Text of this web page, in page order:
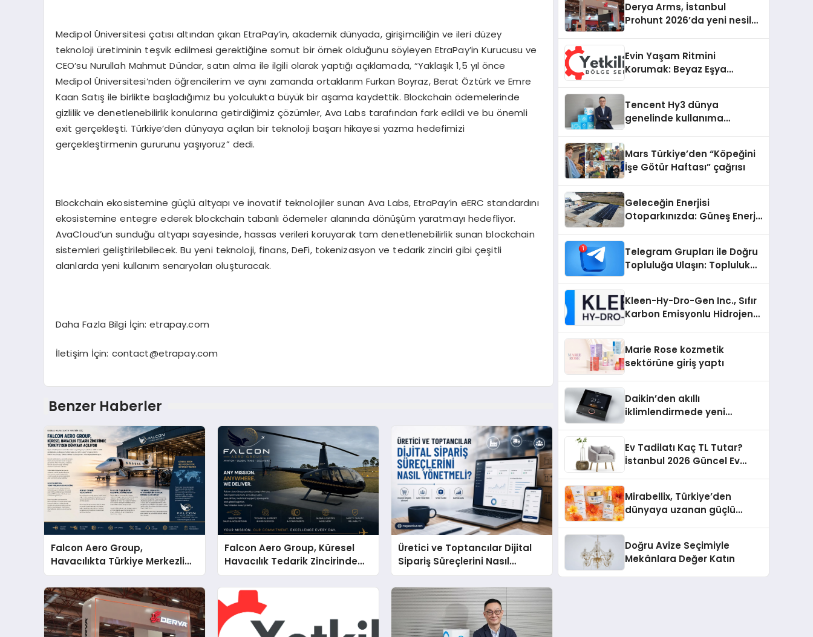
Medipol Üniversitesi çatısı altından çıkan EtraPay’in, akademik dünyada, girişimciliğin ve ileri düzey
teknoloji üretiminin teşvik edilmesi gerektiğine somut bir örnek olduğunu söyleyen EtraPay’in Kurucusu ve
CEO’su Nurullah Mahmut Dündar, satın alma ile ilgili olarak yaptığı açıklamada, “Yaklaşık 1,5 yıl önce
Medipol Üniversitesi’nden öğrencilerim ve aynı zamanda ortaklarım Furkan Boyraz, Berat Öztürk ve Emre
Kaan Satış ile birlikte başladığımız bu yolculukta büyük bir aşama kaydettik. Blockchain ödemelerinde
gizlilik ve denetlenebilirlik konularına getirdiğimiz çözümler, Ava Labs tarafından fark edildi ve bu önemli
exit gerçekleşti. Türkiye’den dünyaya açılan bir teknoloji başarı hikayesi yazma hedefimizi
gerçekleştirmenin gururunu yaşıyoruz” dedi.
Blockchain ekosistemine güçlü altyapı ve inovatif teknolojiler sunan Ava Labs, EtraPay’in eERC standardını
ekosistemine entegre ederek blockchain tabanlı ödemeler alanında dönüşüm yaratmayı hedefliyor.
AvaCloud’un sunduğu altyapı sayesinde, hassas verileri koruyarak tam denetlenebilirlik sunan blockchain
sistemleri geliştirilebilecek. Bu yeni teknoloji, finans, DeFi, tokenizasyon ve tedarik zinciri gibi çeşitli
alanlarda yeni kullanım senaryoları oluşturacak.
Daha Fazla Bilgi İçin: etrapay.com
İletişim İçin: contact@etrapay.com
Benzer Haberler
Falcon Aero Group,
Havacılıkta Türkiye Merkezli
Küresel Çözüm Ortağı Olma
Yolunda İlerliyor
Falcon Aero Group, Küresel
Havacılık Tedarik Zincirinde
Türkiye’den Dünyaya Açılıyor
Üretici ve Toptancılar Dijital
Sipariş Süreçlerini Nasıl
Yönetmeli?
Derya Arms, İstanbul
Prohunt 2026’da yeni nesil
Evin Yaşam Ritmini
Korumak: Beyaz Eşya
Tencent Hy3 dünya
genelinde kullanıma
Mars Türkiye’den “Köpeğini
İşe Götür Haftası” çağrısı
Geleceğin Enerjisi
Otoparkınızda: Güneş Enerjili
Telegram Grupları ile Doğru
Topluluğa Ulaşın: Topluluk
Kleen-Hy-Dro-Gen Inc., Sıfır
Karbon Emisyonlu Hidrojen
Aldı
Marie Rose kozmetik
sektörüne giriş yaptı
Daikin’den akıllı
iklimlendirmede yeni
Ev Tadilatı Kaç TL Tutar?
İstanbul 2026 Güncel Ev
Mirabellix, Türkiye’den
dünyaya uzanan güçlü
Doğru Avize Seçimiyle
Mekânlara Değer Katın